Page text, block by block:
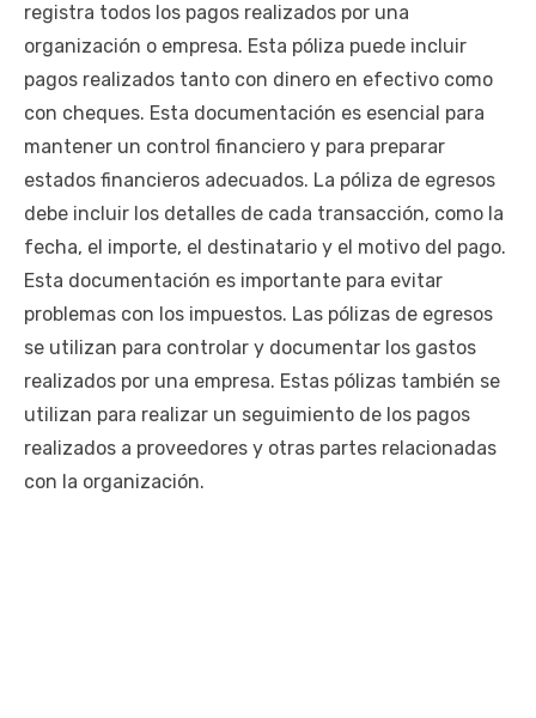
registra todos los pagos realizados por una
organización o empresa. Esta póliza puede incluir
pagos realizados tanto con dinero en efectivo como
con cheques. Esta documentación es esencial para
mantener un control financiero y para preparar
estados financieros adecuados. La póliza de egresos
debe incluir los detalles de cada transacción, como la
fecha, el importe, el destinatario y el motivo del pago.
Esta documentación es importante para evitar
problemas con los impuestos. Las pólizas de egresos
se utilizan para controlar y documentar los gastos
realizados por una empresa. Estas pólizas también se
utilizan para realizar un seguimiento de los pagos
realizados a proveedores y otras partes relacionadas
con la organización.